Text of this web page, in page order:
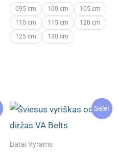
was:
€ 24.80.
is:
€ 15.90.
095 cm 100 cm
105 cm
110 cm
115 cm
120 cm
125 cm
130 cm
Sale!
Batai Vyrams